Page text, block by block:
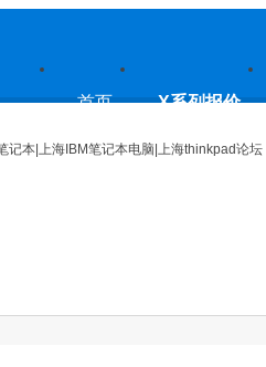
上 首页 X系列报价
记本|上海IBM笔记本电脑|上海thinkpad论坛